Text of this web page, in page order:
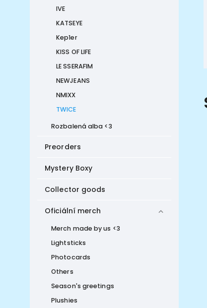
IVE
KATSEYE
Kep1er
KISS OF LIFE
LE SSERAFIM
NEWJEANS
NMIXX
TWICE
Rozbalená alba <3
Preorders
Mystery Boxy
Collector goods
Oficiální merch
Merch made by us <3
Lightsticks
Photocards
Others
Season's greetings
Plushies